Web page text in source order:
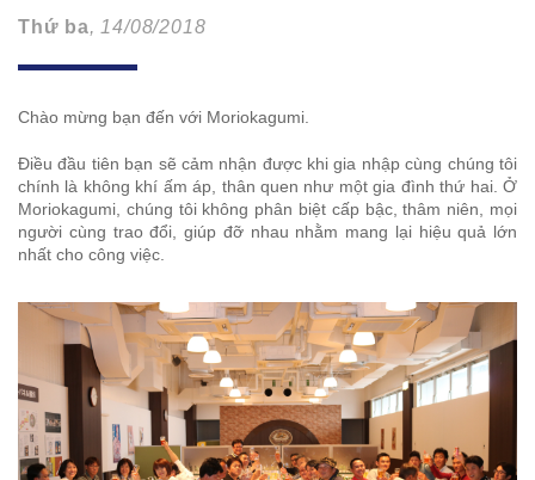
Thứ ba, 14/08/2018
Chào mừng bạn đến với Moriokagumi.
Điều đầu tiên bạn sẽ cảm nhận được khi gia nhập cùng chúng tôi
chính là không khí ấm áp, thân quen như một gia đình thứ hai. Ở
Moriokagumi, chúng tôi không phân biệt cấp bậc, thâm niên, mọi
người cùng trao đổi, giúp đỡ nhau nhằm mang lại hiệu quả lớn
nhất cho công việc.